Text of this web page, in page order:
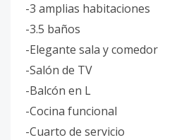
-3 amplias habitaciones
-3.5 baños
-Elegante sala y comedor
-Salón de TV
-Balcón en L
-Cocina funcional
-Cuarto de servicio